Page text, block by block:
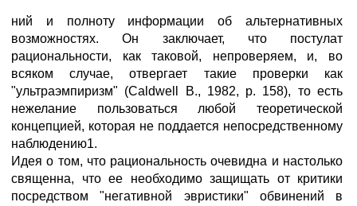
ний и полноту информации об альтернативных
возможностях. Он заключает, что постулат
рациональности, как таковой, непроверяем, и, во
всяком случае, отвергает такие проверки как
"ультраэмпиризм" (Caldwell В., 1982, р. 158), то есть
нежелание пользоваться любой теоретической
концепцией, которая не поддается непосредственному
наблюдению1.
Идея о том, что рациональность очевидна и настолько
священна, что ее необходимо защищать от критики
посредством "негативной эвристики" обвинений в